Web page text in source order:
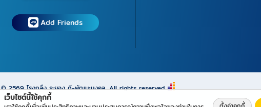
Add Friends
© 2569โรงกลึง ระยอง ดี-พัฒนะมงคล All rights reserved.
เว็บไซต์นี้ใช้คุกกี้